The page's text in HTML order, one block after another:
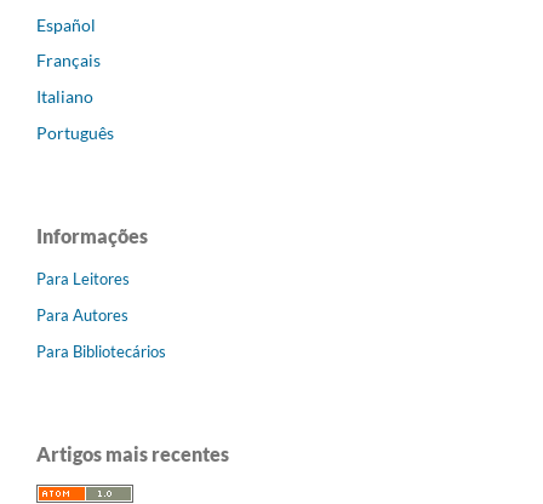
Español
Français
Italiano
Português
Informações
Para Leitores
Para Autores
Para Bibliotecários
Artigos mais recentes